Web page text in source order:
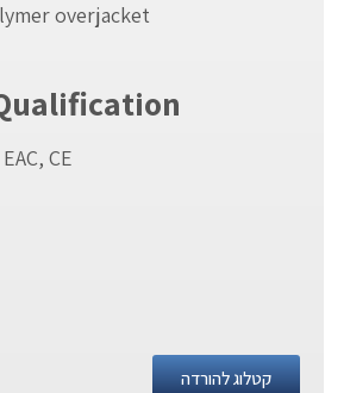
overjacket
CE
קטלוג להורדה